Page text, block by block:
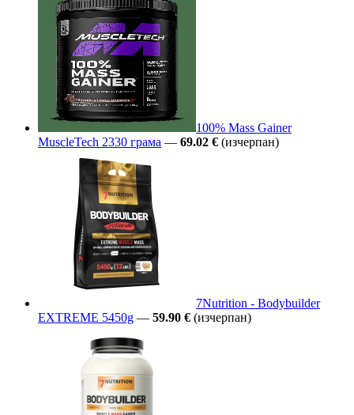
100% Mass Gainer
MuscleTech 2330 грама — 69.02 € (изчерпан)
7Nutrition - Bodybuilder
EXTREME 5450g — 59.90 € (изчерпан)